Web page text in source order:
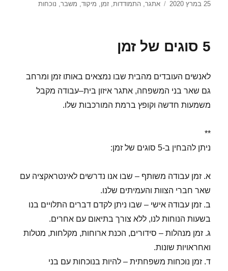
פורסם
25 במרץ 2020 תגיות
אתגר,התמודדות,זמן, מיקוד, משבר, נוכחות
5 סוגים של זמן
לאנשים העובדים מהבית שבו נמצאים באותו זמן ומרחב
גם שאר בני המשפחה, אתגר איזון בית–עבודה מקבל
משמעות חדשה וקופץ ברמת המורכבות שלו.
**
ניתן להבחין ב-5 סוגים של זמן:
א. זמן עבודה משותף – שבו אנו נדרשים לאינטראקציה עם
שאר חברי הצוות והעמיתים שלנו.
ב. זמן עבודה אישי – שבו ניתן לקדם דברים התלויים בנו
בשעות הנוחות לנו, ללא צורך בתיאום עם אחרים.
ג. זמן מנהלות – סידורים, הכנת ארוחות, מקלחות, מטלות
ואחראויות שונות.
ד. זמן נוכחות משפחתית – להיות בנוכחות עם בני